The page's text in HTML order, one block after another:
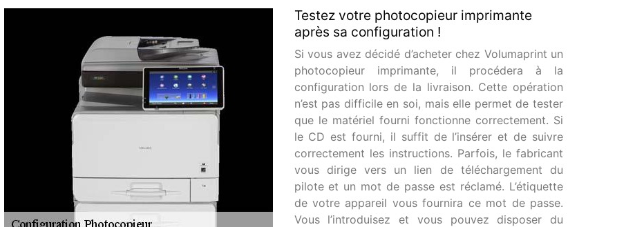
Testez votre photocopieur imprimante
après sa configuration !
Si vous avez décidé d’acheter chez Volumaprint un
photocopieur imprimante, il procédera à la
configuration lors de la livraison. Cette opération
n’est pas difficile en soi, mais elle permet de tester
que le matériel fourni fonctionne correctement. Si
le CD est fourni, il suffit de l’insérer et de suivre
correctement les instructions. Parfois, le fabricant
vous dirige vers un lien de téléchargement du
pilote et un mot de passe est réclamé. L’étiquette
de votre appareil vous fournira ce mot de passe.
Vous l’introduisez et vous pouvez disposer du